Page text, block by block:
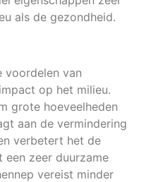
als de gezondheid.
voordelen van
op het milieu.
grote hoeveelheden
aan de vermindering
verbetert het de
zeer duurzame
vereist minder